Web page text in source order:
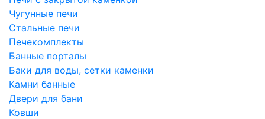
Чугунные печи
Стальные печи
Печекомплекты
Банные порталы
Баки для воды, сетки каменки
Камни банные
Двери для бани
Ковши